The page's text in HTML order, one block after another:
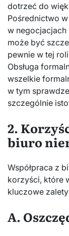
dotrzeć do
Pośrednictwo
w negocjacjach
może być
pewnie w tej
Obsługa
wszelkie
w tym
szczególnie
2.
biuro
Współpraca z
korzyści, które
kluczowe
A.